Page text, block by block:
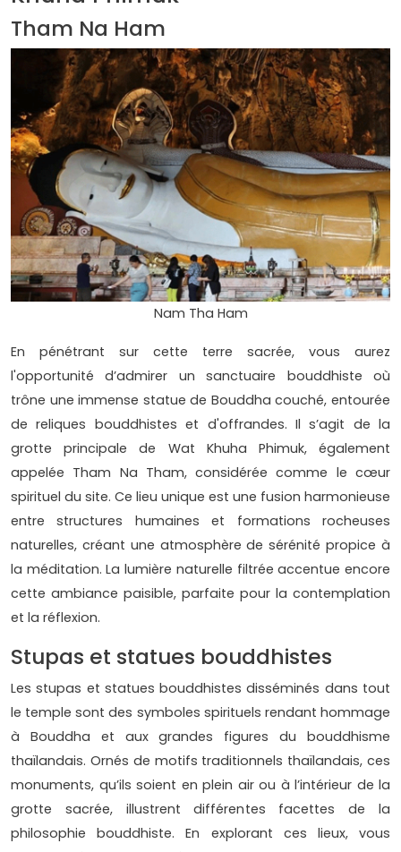
Tham Na Ham
Nam Tha Ham
En pénétrant sur cette terre sacrée, vous aurez
l'opportunité d’admirer un sanctuaire bouddhiste où
trône une immense statue de Bouddha couché, entourée
de reliques bouddhistes et d'offrandes. Il s’agit de la
grotte principale de Wat Khuha Phimuk, également
appelée Tham Na Tham, considérée comme le cœur
spirituel du site. Ce lieu unique est une fusion harmonieuse
entre structures humaines et formations rocheuses
naturelles, créant une atmosphère de sérénité propice à
la méditation. La lumière naturelle filtrée accentue encore
cette ambiance paisible, parfaite pour la contemplation
et la réflexion.
Stupas et statues bouddhistes
Les stupas et statues bouddhistes disséminés dans tout
le temple sont des symboles spirituels rendant hommage
à Bouddha et aux grandes figures du bouddhisme
thaïlandais. Ornés de motifs traditionnels thaïlandais, ces
monuments, qu’ils soient en plein air ou à l’intérieur de la
grotte sacrée, illustrent différentes facettes de la
philosophie bouddhiste. En explorant ces lieux, vous